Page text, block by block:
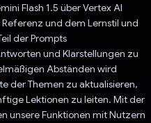
Flash 1.5 über Vertex AI
und dem Lernstil und
der Prompts
und Klarstellungen zu
Abständen wird
der Themen zu aktualisieren,
Lektionen zu leiten. Mit der
unsere Funktionen mit Nutzern